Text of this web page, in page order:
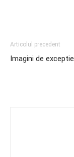
Articolul precedent
Imagini de exceptie